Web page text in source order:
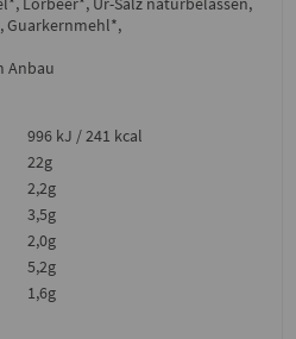
Guarkernmehl*,
Anbau
996 kJ / 241 kcal
22g
2,2g
3,5g
2,0g
5,2g
1,6g